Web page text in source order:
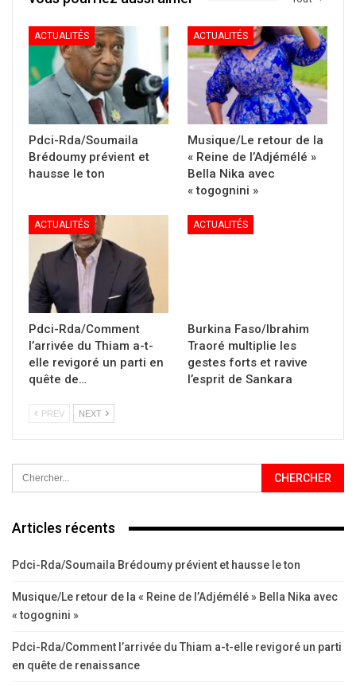
ACTUALITÉS
Pdci-Rda/Soumaila
Brédoumy prévient et
hausse le ton
ACTUALITÉS
Musique/Le retour de la
« Reine de l’Adjémélé »
Bella Nika avec
« togognini »
ACTUALITÉS
Pdci-Rda/Comment
l’arrivée du Thiam a-t-
elle revigoré un parti en
quête de…
ACTUALITÉS
Burkina Faso/Ibrahim
Traoré multiplie les
gestes forts et ravive
l’esprit de Sankara
PREV NEXT
Articles récents
Pdci-Rda/Soumaila Brédoumy prévient et hausse le ton
Musique/Le retour de la « Reine de l’Adjémélé » Bella Nika avec
« togognini »
Pdci-Rda/Comment l’arrivée du Thiam a-t-elle revigoré un parti
en quête de renaissance